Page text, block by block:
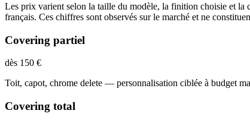
Les prix varient selon la taille du modèle, la finition choisie et la
français. Ces chiffres sont observés sur le marché et ne
Covering partiel
dès 150 €
Toit, capot, chrome delete — personnalisation ciblée à budget
Covering total